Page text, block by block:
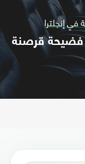
إنجلترا
فضيحة قرصنة